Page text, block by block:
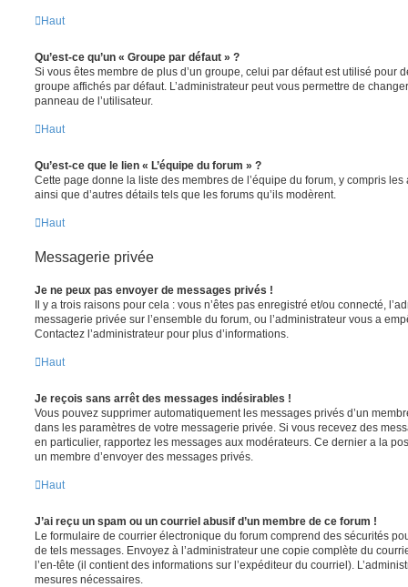
Haut
Qu’est-ce qu’un « Groupe par défaut » ?
Si vous êtes membre de plus d’un groupe, celui par défaut est utilisé pour
groupe affichés par défaut. L’administrateur peut vous permettre de
panneau de l’utilisateur.
Haut
Qu’est-ce que le lien « L’équipe du forum » ?
Cette page donne la liste des membres de l’équipe du forum, y compris
ainsi que d’autres détails tels que les forums qu’ils modèrent.
Haut
Messagerie privée
Je ne peux pas envoyer de messages privés !
Il y a trois raisons pour cela : vous n’êtes pas enregistré et/ou connecté,
messagerie privée sur l’ensemble du forum, ou l’administrateur vous a
Contactez l’administrateur pour plus d’informations.
Haut
Je reçois sans arrêt des messages indésirables !
Vous pouvez supprimer automatiquement les messages privés d’un
dans les paramètres de votre messagerie privée. Si vous recevez des
en particulier, rapportez les messages aux modérateurs. Ce dernier a la
un membre d’envoyer des messages privés.
Haut
J’ai reçu un spam ou un courriel abusif d’un membre de ce forum !
Le formulaire de courrier électronique du forum comprend des sécurités
de tels messages. Envoyez à l’administrateur une copie complète du
l’en-tête (il contient des informations sur l’expéditeur du courriel).
mesures nécessaires.